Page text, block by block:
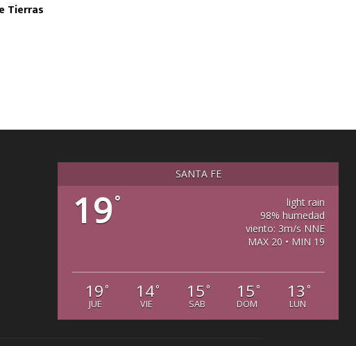
Tierras
SANTA FE
19°
light rain
98% humedad
viento: 3m/s NNE
MAX 20 • MIN 19
19°
JUE
14°
VIE
15°
SAB
15°
DOM
13 °
LUN